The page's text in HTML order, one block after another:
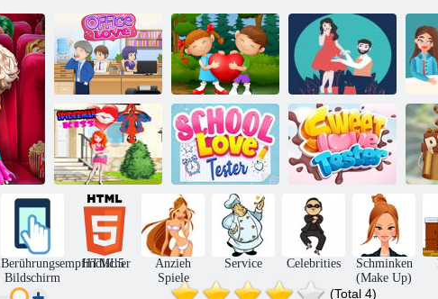
Büro-Liebe
Romantische
Liebesunterschiede
Paar Ziele
Puzzle
Spiderman-Kuss Schulliebestester
Liebestester
Berührungsempfindlicher
Bildschirm
HTML5
Anzieh
Spiele
Service Celebrities
Schminken
(Make Up)
(Total 4)